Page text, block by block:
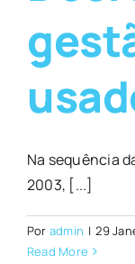
Na sequência
2003, [...]
Por admin | 29
Read More